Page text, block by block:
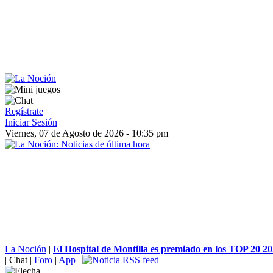
Regístrate
Iniciar Sesión
Viernes, 07 de Agosto de 2026 - 10:35 pm
La Noción | El Hospital de Montilla es premiado en los TOP 20
| Chat | Foro | App |